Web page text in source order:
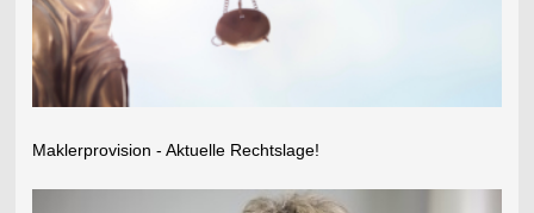
Maklerprovision - Aktuelle Rechtslage!